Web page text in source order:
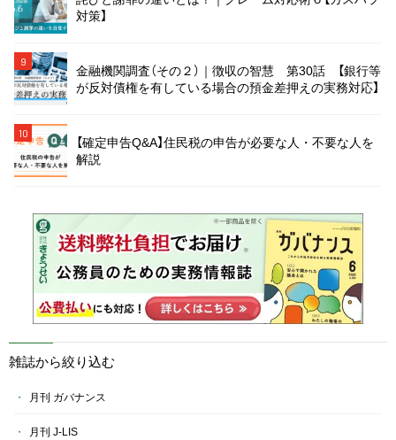
対策】
9
金融機関調査（その２）｜徴収の智慧 第30話 【銀行等
が反対債権を有している場合の預金差押えの実務対応】
10
【確定申告Q&A】住民税の申告が必要な人・不要な人を
解説
雑誌から絞り込む
月刊 ガバナンス
月刊 J-LIS